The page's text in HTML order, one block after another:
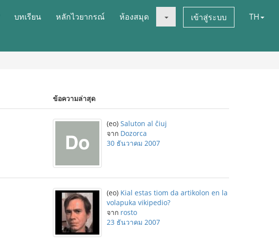
บทเรียน หลักไวยากรณ์ ห้องสมุด เข้าสู่ระบบ TH
ข้อความล่าสุด
(eo) Saluton al ĉiuj
จาก Dozorca
30 ธันวาคม 2007
(eo) Kial estas tiom da artikolon en la
volapuka vikipedio?
จาก rosto
23 ธันวาคม 2007